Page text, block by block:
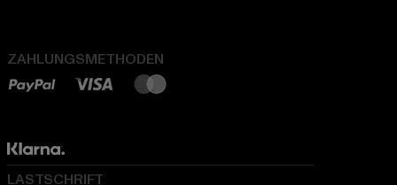
ZAHLUNGSMETHODEN
LASTSCHRIFT